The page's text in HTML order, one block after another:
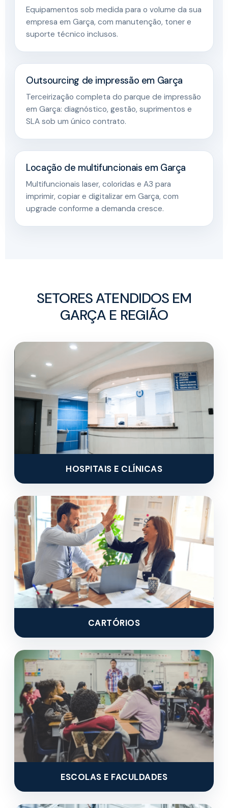
Equipamentos sob medida para o volume da sua
empresa em Garça, com manutenção, toner e
suporte técnico inclusos.
Outsourcing de impressão em Garça
Terceirização completa do parque de impressão
em Garça: diagnóstico, gestão, suprimentos e
SLA sob um único contrato.
Locação de multifuncionais em Garça
Multifuncionais laser, coloridas e A3 para
imprimir, copiar e digitalizar em Garça, com
upgrade conforme a demanda cresce.
SETORES ATENDIDOS EM
GARÇA E REGIÃO
HOSPITAIS E CLÍNICAS
CARTÓRIOS
ESCOLAS E FACULDADES